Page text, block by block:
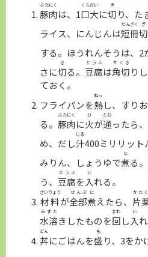
豚肉
ぶたにく
は、1口大
くちだい
に切
き
り、た
ライス、にんじんは短冊
たんざく
切
ぎ
する。ほうれんそうは、2
さに切
き
る。 豆腐
とうふ
は角切
かくぎ
り
ておく。
フライパンを熱
ねっ
し、すり
る。 豚肉
ぶたにく
に火
ひ
が通
とお
ったら
め、だし汁
じる
400ミリリット
みりん、しょうゆで煮
に
る。
う、 豆腐
とうふ
を 入
い
れる。
材料
ざいりょう
が全部
ぜんぶ
煮
に
えたら、 片
かた
水溶
みずと
きしたものを回
まわ
し入
い
丼
どん
にごはんを盛
も
り、3をか